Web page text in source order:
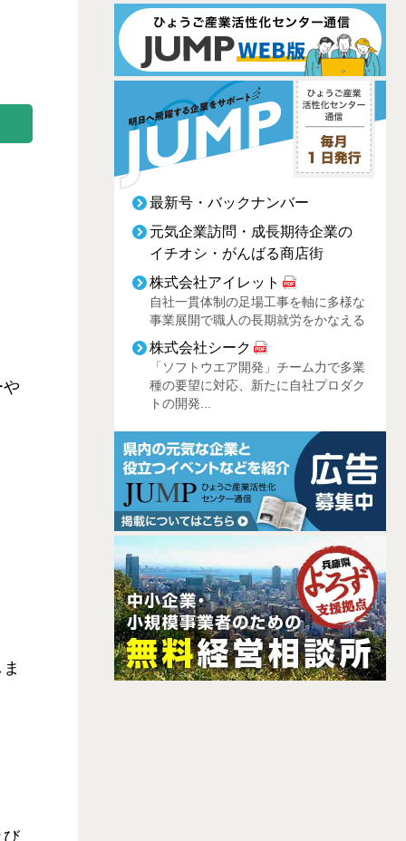
び
最新号・バックナンバー
元気企業訪問・成長期待企業の
イチオシ・がんばる商店街
株式会社アイレット
自社一貫体制の足場工事を軸に多様な
事業展開で職人の長期就労をかなえる
株式会社シーク
「ソフトウエア開発」チーム力で多業
種の要望に対応、新たに自社プロダク
トの開発...